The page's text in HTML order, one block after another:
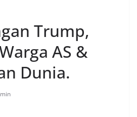
Trump,
AS &
Dunia.